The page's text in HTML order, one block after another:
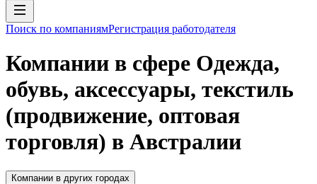
Поиск по компаниямРегистрация работодателя
Компании в сфере Одежда,
обувь, аксессуары, текстиль
(продвижение, оптовая
торговля) в Австралии
Компании в других городах